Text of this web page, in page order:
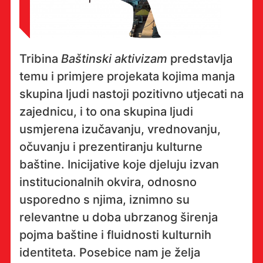
Tribina Baštinski aktivizam predstavlja
temu i primjere projekata kojima manja
skupina ljudi nastoji pozitivno utjecati na
zajednicu, i to ona skupina ljudi
usmjerena izučavanju, vrednovanju,
očuvanju i prezentiranju kulturne
baštine. Inicijative koje djeluju izvan
institucionalnih okvira, odnosno
usporedno s njima, iznimno su
relevantne u doba ubrzanog širenja
pojma baštine i fluidnosti kulturnih
identiteta. Posebice nam je želja